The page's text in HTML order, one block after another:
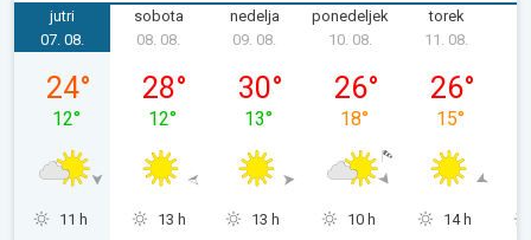
jutri
petek, 07. 08.
07. 08.
24°
12°
11 h
sobota
08. 08.
28°
12°
13 h
nedelja
09. 08.
30°
13°
13 h
ponedeljek
10. 08.
26°
18°
10 h
torek
11. 08.
26°
15°
14 h